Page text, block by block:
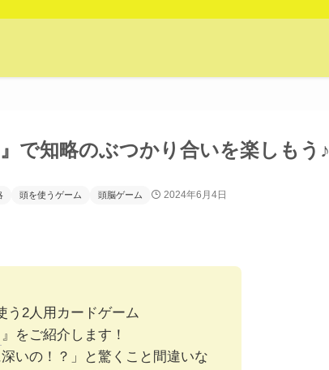
で知略のぶつかり合いを楽しもう♪
頭を使うゲーム 頭脳ゲーム 2024年6月4日
う2人用カードゲーム
』をご紹介します！
いの！？」と驚くこと間違いな